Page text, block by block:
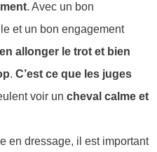
. Avec un bon
et un bon engagement
allonger le trot et bien
. C’est ce que les juges
voir un cheval calme et
en dressage, il est important